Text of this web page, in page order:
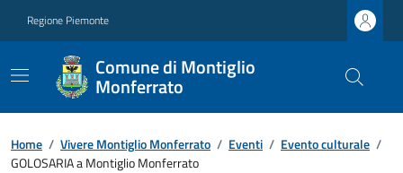
Regione Piemonte
Comune di Montiglio
Monferrato
Home / Vivere Montiglio Monferrato / Eventi / Evento culturale /
GOLOSARIA a Montiglio Monferrato